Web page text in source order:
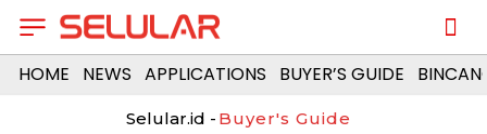
HOME NEWS APPLICATIONS BUYER’S GUIDE
Selular.id - Buyer's Guide